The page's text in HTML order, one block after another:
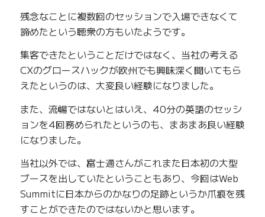
残念なことに複数回のセッションで入場できなくて
諦めたという聴衆の方もいたようです。
集客できたということだけではなく、当社の考える
CXのグロースハックが欧州でも興味深く聞いてもら
えたというのは、大変良い経験になりました。
また、流暢ではないとはいえ、40分の英語のセッシ
ョンを4回務められたというのも、まあまあ良い経験
になりました。
当社以外では、富士通さんがこれまた日本初の大型
ブースを出していたということもあり、今回はWeb
Summitに日本からのかなりの足跡というか爪痕を残
すことができたのではないかと思います。